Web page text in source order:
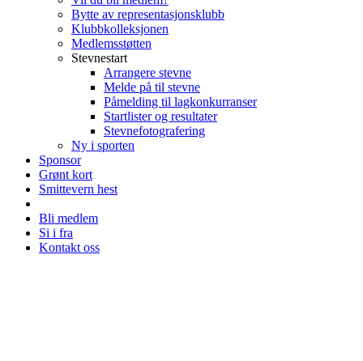
Bytte av representasjonsklubb
Klubbkolleksjonen
Medlemsstøtten
Stevnestart
Arrangere stevne
Melde på til stevne
Påmelding til lagkonkurranser
Startlister og resultater
Stevnefotografering
Ny i sporten
Sponsor
Grønt kort
Smittevern hest
Bli medlem
Si i fra
Kontakt oss